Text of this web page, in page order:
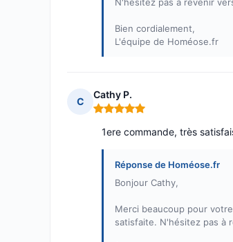
Bien cordialement,
L'équipe de Homéose.fr
C
Cathy P.
Note : 5 sur 5
1ere commande, très
Réponse de Homéose.fr
Bonjour Cathy,
Merci beaucoup pour
satisfaite. N'hésitez pas à